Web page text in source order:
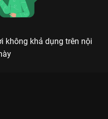
không khả dụng trên nội